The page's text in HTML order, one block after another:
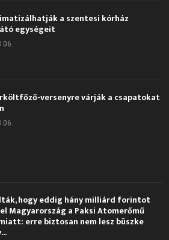
a szentesi kórház
egységeit
versenyre várják a csapatokat
hogy eddig hány milliárd forintot
Magyarország a Paksi Atomerőmű
erre biztosan nem lesz büszke